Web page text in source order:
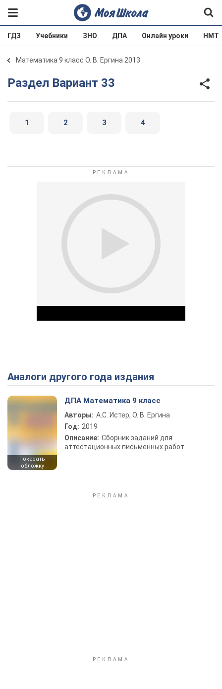
ГДЗ Учебники ЗНО ДПА Онлайн уроки НМТ
Математика 9 класс О. В. Ергина 2013
Раздел Вариант 33
1 2 3 4
Play Video
Аналоги другого года издания
показать
обложку
ДПА Математика 9 класс
Авторы: А.С. Истер, О. В. Ергина
Год: 2019
Описание: Сборник заданий для
аттестационных письменных работ